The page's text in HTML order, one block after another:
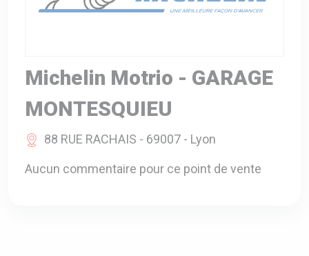
ANIMAUX
Michelin Motrio - GARAGE
MONTESQUIEU
88 RUE RACHAIS - 69007 - Lyon
Aucun commentaire pour ce point de vente